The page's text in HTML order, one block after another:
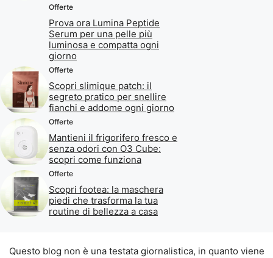
Offerte
Prova ora Lumina Peptide
Serum per una pelle più
luminosa e compatta ogni
giorno
Offerte
Scopri slimique patch: il
segreto pratico per snellire
fianchi e addome ogni giorno
Offerte
Mantieni il frigorifero fresco e
senza odori con O3 Cube:
scopri come funziona
Offerte
Scopri footea: la maschera
piedi che trasforma la tua
routine di bellezza a casa
Questo blog non è una testata giornalistica, in quanto viene